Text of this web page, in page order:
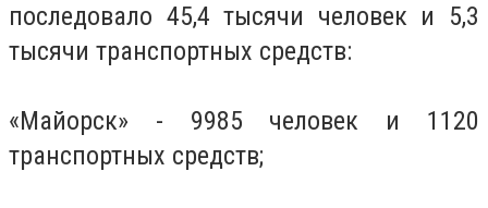
последовало 45,4 тысячи человек и 5,3
тысячи транспортных средств:
«Майорск» - 9985 человек и 1120
транспортных средств;